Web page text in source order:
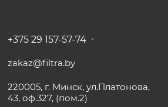
+375 29 157-57-74
zakaz@filtra.by
220005, г. Минск, ул.Платонова,
43, оф.327, (пом.2)